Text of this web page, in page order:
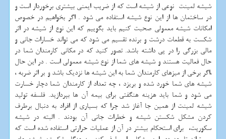
شیشه لمینت نوعی از شیشه است که از ضریب ایمنی بیشتری برخوردار است و
در ساختمان ها از این نوع شیشه استفاده می شود . اگر بخواهیم در خصوص
امکانات شیشه معمولی صحبت کنیم باید بگوییم که این نوع از شیشه در اثر
شکست به قطعات درشت و برنده تقسیم می شود که می تواند خسارات جانی و
مالی بزرگی را در پی داشته باشد. تصور کنید که در مکانی کارمندان شما در
حال فعالیت هستند و شیشه های شما از نوع شیشه معمولی است . در این حال
،اگر برخی از میزهای کارمندان شما به این شیشه ها نزدیک باشد و بر اثر ضربه ،
شیشه های شما خورد شده و بریزد ، چه تعداد از کارمندان شما دچار خسارت
می شود و شما باید هزینه هنگفتی برای بیمه آن ها بپردازید. فلسفه تولید
شیشه لمینت از همین جا آغاز شد چرا که بسیاری از افراد به دنبال برطرف
کردن مشکل شکستن شیشه و خطرات جانی آن بودند . البته در شیشه
سکوریت، برای استحکام بیشتر در آن از عملیات حرارتی استفاده شده است که